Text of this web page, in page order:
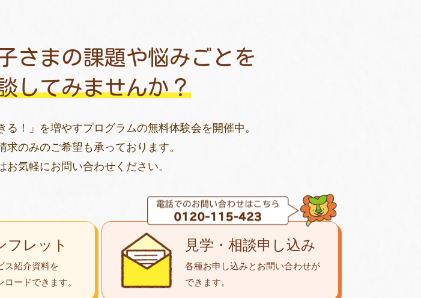
さまの課題や悩みごとを
してみませんか？
る！」を増やすプログラムの無料体験会を開催中。
求のみのご希望も承っております。
お気軽にお問い合わせください。
フレット
ス紹介資料を
ロードできます。
見学・相談申し込み
各種お申し込みとお問い合わせが
できます。